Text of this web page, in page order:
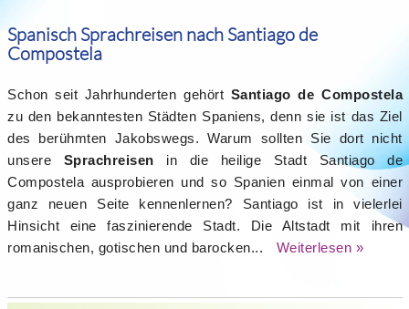
Spanisch Sprachreisen nach Santiago de
Compostela
Schon seit Jahrhunderten gehört Santiago de Compostela
zu den bekanntesten Städten Spaniens, denn sie ist das Ziel
des berühmten Jakobswegs. Warum sollten Sie dort nicht
unsere Sprachreisen in die heilige Stadt Santiago de
Compostela ausprobieren und so Spanien einmal von einer
ganz neuen Seite kennenlernen? Santiago ist in vielerlei
Hinsicht eine faszinierende Stadt. Die Altstadt mit ihren
romanischen, gotischen und barocken...
Weiterlesen »